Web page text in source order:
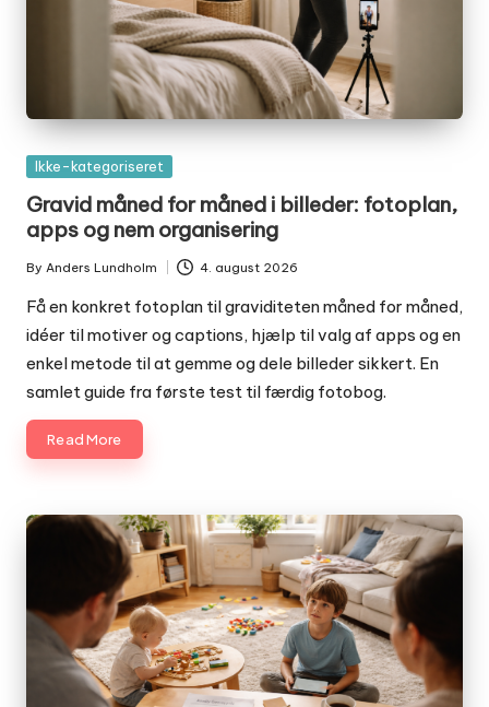
Posted
Ikke-kategoriseret
Gravid måned for måned i billeder: fotoplan,
apps og nem organisering
Posted
by
By Anders Lundholm 4. august 2026
Få en konkret fotoplan til graviditeten måned for måned,
idéer til motiver og captions, hjælp til valg af apps og en
enkel metode til at gemme og dele billeder sikkert. En
samlet guide fra første test til færdig fotobog.
Read More